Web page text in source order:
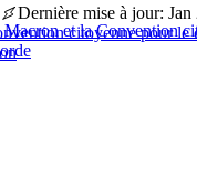
et la Convention
Dernière mise à jour: Jan
citoyenne pour le